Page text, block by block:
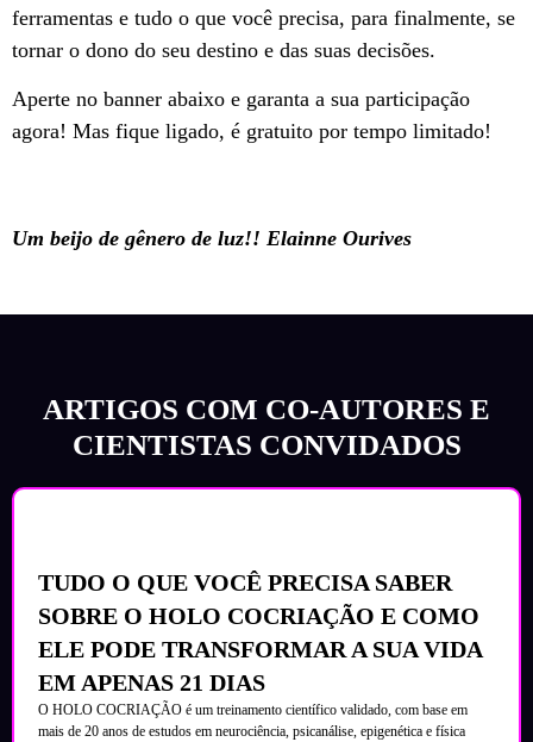
ferramentas e tudo o que você precisa, para finalmente, se
tornar o dono do seu destino e das suas decisões.
Aperte no banner abaixo e garanta a sua participação
agora! Mas fique ligado, é gratuito por tempo limitado!
Um beijo de gênero de luz!! Elainne Ourives
ARTIGOS COM CO-AUTORES E
CIENTISTAS CONVIDADOS
TUDO O QUE VOCÊ PRECISA SABER
SOBRE O HOLO COCRIAÇÃO E COMO
ELE PODE TRANSFORMAR A SUA VIDA
EM APENAS 21 DIAS
O HOLO COCRIAÇÃO é um treinamento científico validado, com base em
mais de 20 anos de estudos em neurociência, psicanálise, epigenética e física